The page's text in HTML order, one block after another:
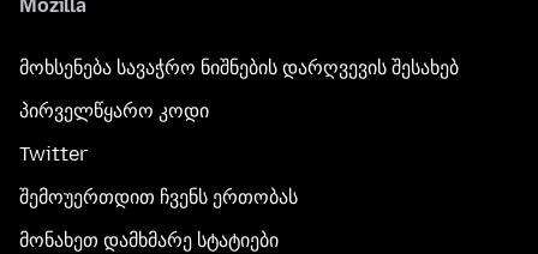
Mozilla
მოხსენება სავაჭრო ნიშნების დარღვევის შესახებ
პირველწყარო კოდი
Twitter
შემოუერთდით ჩვენს ერთობას
მონახეთ დამხმარე სტატიები